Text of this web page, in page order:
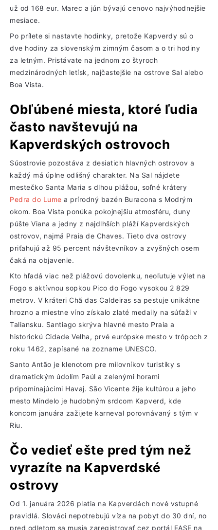
už od 168 eur. Marec a jún bývajú cenovo najvýhodnejšie
mesiace.
Po prílete si nastavte hodinky, pretože Kapverdy sú o
dve hodiny za slovenským zimným časom a o tri hodiny
za letným. Pristávate na jednom zo štyroch
medzinárodných letísk, najčastejšie na ostrove Sal alebo
Boa Vista.
Obľúbené miesta, ktoré ľudia
často navštevujú na
Kapverdských ostrovoch
Súostrovie pozostáva z desiatich hlavných ostrovov a
každý má úplne odlišný charakter. Na Sal nájdete
mestečko Santa Maria s dlhou plážou, soľné krátery
Pedra do Lume a prírodný bazén Buracona s Modrým
okom. Boa Vista ponúka pokojnejšiu atmosféru, duny
púšte Viana a jedny z najdlhších pláží Kapverdských
ostrovov, najmä Praia de Chaves. Tieto dva ostrovy
priťahujú až 95 percent návštevníkov a zvyšných osem
čaká na objavenie.
Kto hľadá viac než plážovú dovolenku, neoľutuje výlet na
Fogo s aktívnou sopkou Pico do Fogo vysokou 2 829
metrov. V kráteri Chã das Caldeiras sa pestuje unikátne
hrozno a miestne víno získalo zlaté medaily na súťaži v
Taliansku. Santiago skrýva hlavné mesto Praia a
historickú Cidade Velha, prvé európske mesto v trópoch z
roku 1462, zapísané na zozname UNESCO.
Santo Antão je klenotom pre milovníkov turistiky s
dramatickým údolím Paúl a zelenými horami
pripomínajúcimi Havaj. São Vicente žije kultúrou a jeho
mesto Mindelo je hudobným srdcom Kapverd, kde
koncom januára zažijete karneval porovnávaný s tým v
Riu.
Čo vedieť ešte pred tým než
vyrazíte na Kapverdské
ostrovy
Od 1. januára 2026 platia na Kapverdách nové vstupné
pravidlá. Slováci nepotrebujú víza na pobyt do 30 dní, no
pred odletom sa musia zaregistrovať cez portál EASE na